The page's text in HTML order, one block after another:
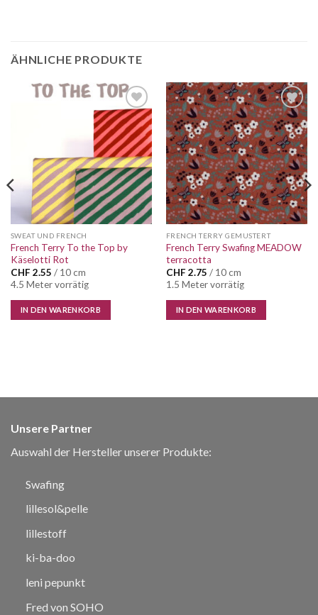
ÄHNLICHE PRODUKTE
Auf die
Wunschliste
SWEAT UND FRENCH
French Terry To the Top by
Käselotti Rot
CHF 2.55 / 10 cm
4.5 Meter vorrätig
IN DEN WARENKORB
Auf die
Wunschliste
FRENCH TERRY GEMUSTERT
French Terry Swafing MEADOW
terracotta
CHF 2.75 / 10 cm
1.5 Meter vorrätig
IN DEN WARENKORB
Unsere Partner
Auswahl der Hersteller unserer Produkte:
Swafing
lillesol&pelle
lillestoff
ki-ba-doo
leni pepunkt
Fred von SOHO